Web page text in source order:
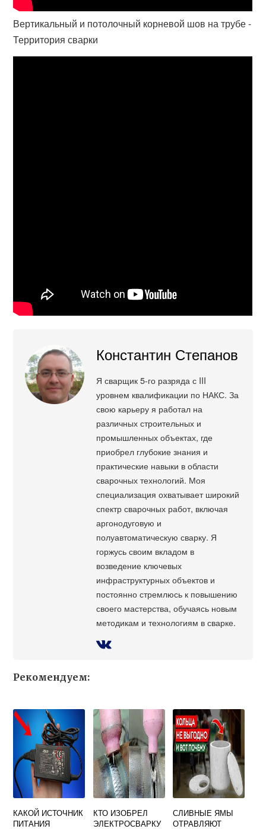
Вертикальный и потолочный корневой шов на трубе -
Территория сварки
Константин Степанов
Я сварщик 5-го разряда с III
уровнем квалификации по НАКС. За
свою карьеру я работал на
различных строительных и
промышленных объектах, где
приобрел глубокие знания и
практические навыки в области
сварочных технологий. Моя
специализация охватывает широкий
спектр сварочных работ, включая
аргонодуговую и
полуавтоматическую сварку. Я
горжусь своим вкладом в
возведение ключевых
инфраструктурных объектов и
постоянно стремлюсь к повышению
своего мастерства, обучаясь новым
методикам и технологиям в сварке.
Рекомендуем:
КАКОЙ ИСТОЧНИК
ПИТАНИЯ
КТО ИЗОБРЕЛ
ЭЛЕКТРОСВАРКУ
СЛИВНЫЕ ЯМЫ
ОТРАВЛЯЮТ